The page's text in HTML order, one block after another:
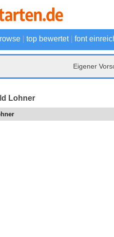
top bewertet| font
Eigener
Lohner